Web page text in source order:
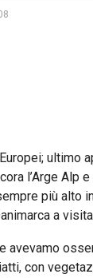
ultimo
l’Arge Alp
più alto
a
avevamo
con